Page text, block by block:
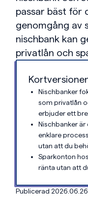
passar bäst för
genomgång av
nischbank kan
privatlån och
Nischbanker
som privatlån
erbjuder ett
Nischbanker
enklare
utan att du
Sparkonton
ränta utan att
Publicerad 2026.06.26